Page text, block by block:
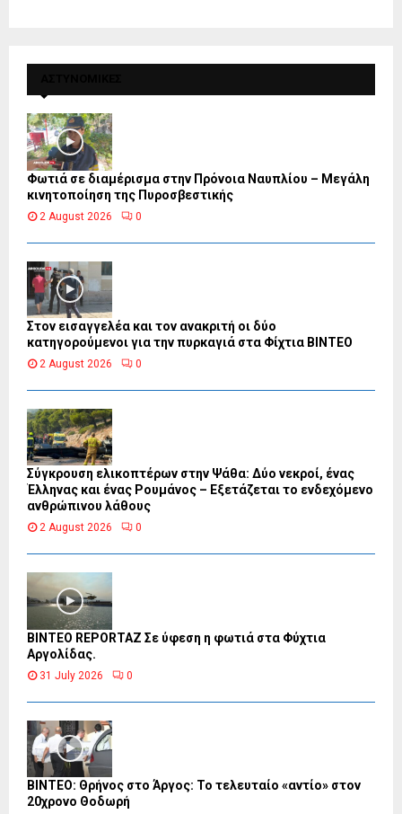
Φωτιά σε διαμέρισμα στην Πρόνοια Ναυπλίου – Μεγάλη
κινητοποίηση της Πυροσβεστικής
2 August 2026 0
Στον εισαγγελέα και τον ανακριτή οι δύο
κατηγορούμενοι για την πυρκαγιά στα Φίχτια ΒΙΝΤΕΟ
2 August 2026 0
Σύγκρουση ελικοπτέρων στην Ψάθα: Δύο νεκροί, ένας
Έλληνας και ένας Ρουμάνος – Εξετάζεται το ενδεχόμενο
ανθρώπινου λάθους
2 August 2026 0
BINTEO REPORTAZ Σε ύφεση η φωτιά στα Φύχτια
Αργολίδας.
31 July 2026 0
ΒΙΝΤΕΟ: Θρήνος στο Άργος: Το τελευταίο «αντίο» στον
20χρονο Θοδωρή